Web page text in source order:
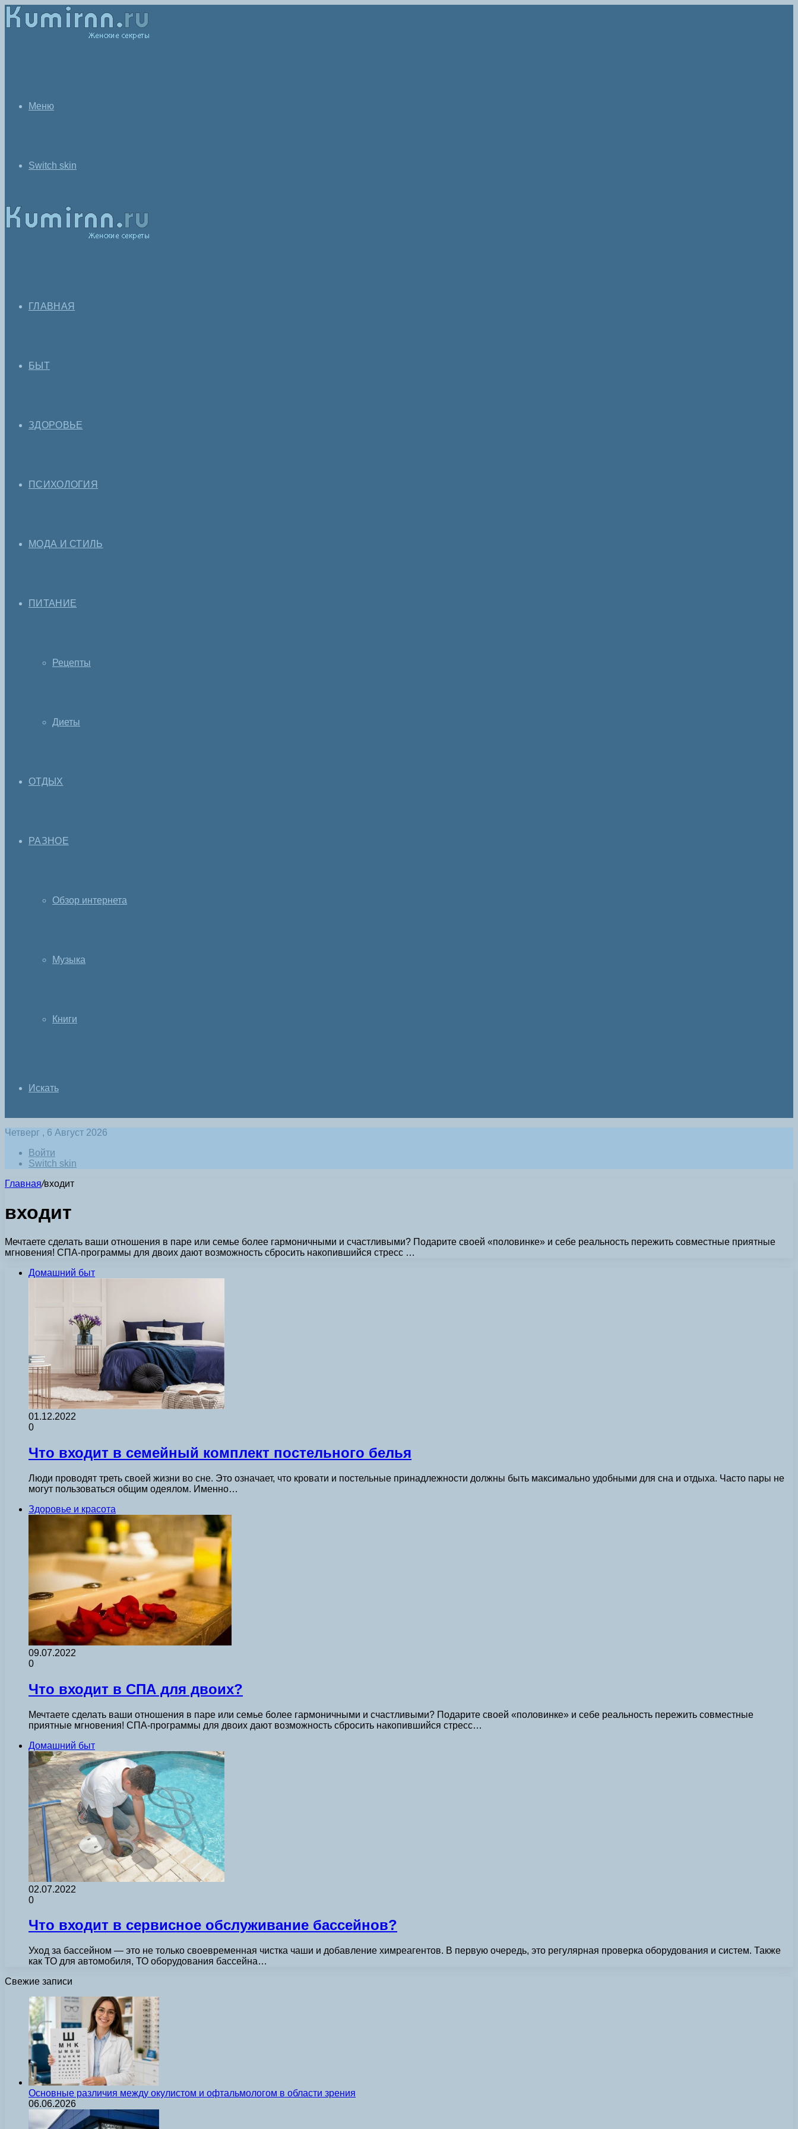
Меню
Switch skin
ГЛАВНАЯ
БЫТ
ЗДОРОВЬЕ
ПСИХОЛОГИЯ
МОДА И СТИЛЬ
ПИТАНИЕ
Рецепты
Диеты
ОТДЫХ
РАЗНОЕ
Обзор интернета
Музыка
Книги
Искать
Четверг , 6 Август 2026
Войти
Switch skin
Главная/входит
входит
Мечтаете сделать ваши отношения в паре или семье более гармоничными и счастливыми? Подарите своей «половинке» и себе реальность пережить совместные приятные
мгновения! СПА-программы для двоих дают возможность сбросить накопившийся стресс …
Домашний быт
01.12.2022
0
Что входит в семейный комплект постельного белья
Люди проводят треть своей жизни во сне. Это означает, что кровати и постельные принадлежности должны быть максимально удобными для сна и отдыха. Часто пары не
могут пользоваться общим одеялом. Именно…
Здоровье и красота
09.07.2022
0
Что входит в СПА для двоих?
Мечтаете сделать ваши отношения в паре или семье более гармоничными и счастливыми? Подарите своей «половинке» и себе реальность пережить совместные
приятные мгновения! СПА-программы для двоих дают возможность сбросить накопившийся стресс…
Домашний быт
02.07.2022
0
Что входит в сервисное обслуживание бассейнов?
Уход за бассейном — это не только своевременная чистка чаши и добавление химреагентов. В первую очередь, это регулярная проверка оборудования и систем. Также
как ТО для автомобиля, ТО оборудования бассейна…
Свежие записи
Основные различия между окулистом и офтальмологом в области зрения
06.06.2026